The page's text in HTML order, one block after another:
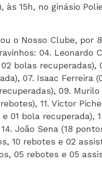
às 15h, no ginásio
o Nosso Clube, por
04. Leonardo
bolas recuperadas),
07. Isaac Ferreira
09. Murilo
11. Victor
01 bola recuperada),
João Sena (18
10 rebotes e 02
05 rebotes e 05